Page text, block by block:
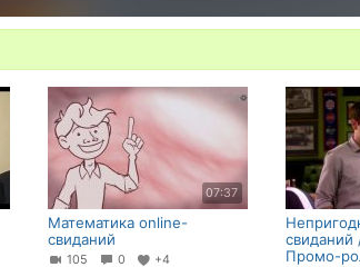
07:37
Математика online-
свиданий
105 0 +4
свиданий
Промо-